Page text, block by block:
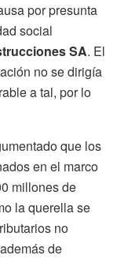
por presunta
social
SA. El
no se dirigía
a tal, por lo
que los
en el marco
millones de
la querella se
no
de